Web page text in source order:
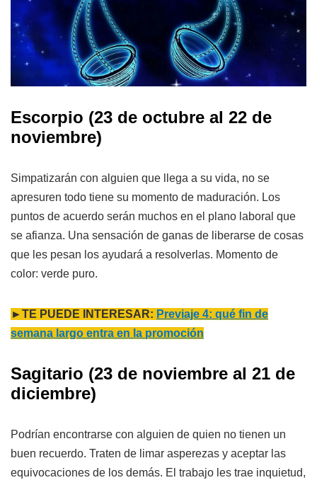
Escorpio (23 de octubre al 22 de
noviembre)
Simpatizarán con alguien que llega a su vida, no se
apresuren todo tiene su momento de maduración. Los
puntos de acuerdo serán muchos en el plano laboral que
se afianza. Una sensación de ganas de liberarse de cosas
que les pesan los ayudará a resolverlas. Momento de
color: verde puro.
►TE PUEDE INTERESAR: Previaje 4: qué fin de
semana largo entra en la promoción
Sagitario (23 de noviembre al 21 de
diciembre)
Podrían encontrarse con alguien de quien no tienen un
buen recuerdo. Traten de limar asperezas y aceptar las
equivocaciones de los demás. El trabajo les trae inquietud,